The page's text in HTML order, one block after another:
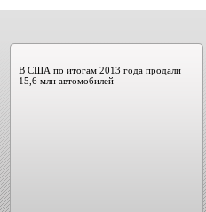
В США по итогам 2013 года продали
15,6 млн автомобилей